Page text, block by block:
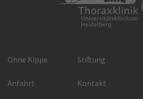
Ohne Kippe Stiftung
Anfahrt Kontakt